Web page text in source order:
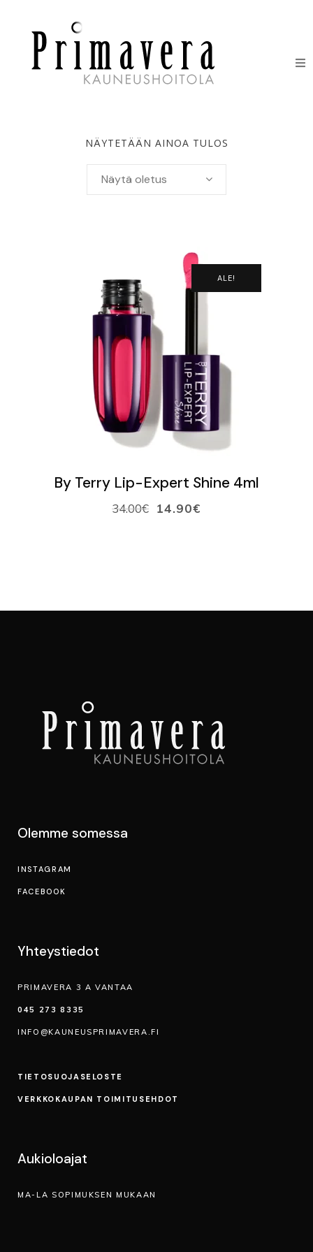
IHONHOITOTUOTTEET
YHTEYSTIEDOT
VERKKOKAUPPA
Ostoskori
NÄYTETÄÄN AINOA TULOS
Näytä oletus
ALE!
VALITSE SÄVY
By Terry Lip-Expert Shine 4ml
34.00€ 14.90€
Olemme somessa
INSTAGRAM
FACEBOOK
Yhteystiedot
PRIMAVERA 3 A VANTAA
045 273 8335
INFO@KAUNEUSPRIMAVERA.FI
TIETOSUOJA­SELOSTE
VERKKOKAUPAN TOIMITUSEHDOT
Aukioloajat
MA-LA SOPIMUKSEN MUKAAN